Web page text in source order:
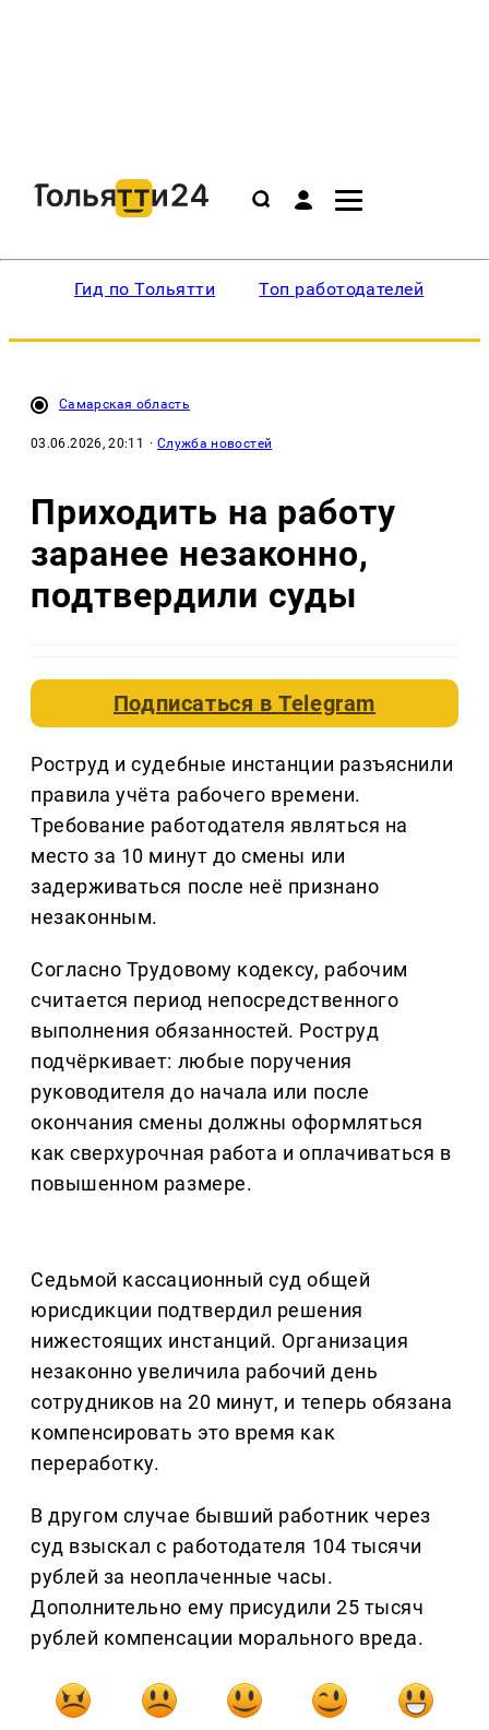
Гид по Тольятти Топ работодателей
Самарская область
03.06.2026, 20:11 · Служба новостей
Приходить на работу
заранее незаконно,
подтвердили суды
Подписаться вTelegram
Роструд и судебные инстанции разъяснили
правила учёта рабочего времени.
Требование работодателя являться на
место за 10 минут до смены или
задерживаться после неё признано
незаконным.
Согласно Трудовому кодексу, рабочим
считается период непосредственного
выполнения обязанностей. Роструд
подчёркивает: любые поручения
руководителя до начала или после
окончания смены должны оформляться
как сверхурочная работа и оплачиваться в
повышенном размере.
Седьмой кассационный суд общей
юрисдикции подтвердил решения
нижестоящих инстанций. Организация
незаконно увеличила рабочий день
сотрудников на 20 минут, и теперь обязана
компенсировать это время как
переработку.
В другом случае бывший работник через
суд взыскал с работодателя 104 тысячи
рублей за неоплаченные часы.
Дополнительно ему присудили 25 тысяч
рублей компенсации морального вреда.